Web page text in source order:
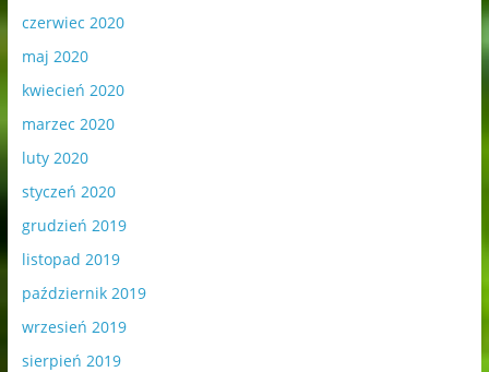
czerwiec 2020
maj 2020
kwiecień 2020
marzec 2020
luty 2020
styczeń 2020
grudzień 2019
listopad 2019
październik 2019
wrzesień 2019
sierpień 2019